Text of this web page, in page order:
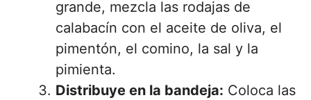
grande, mezcla las rodajas de
calabacín con el aceite de oliva, el
pimentón, el comino, la sal y la
pimienta.
Distribuye en la bandeja: Coloca las